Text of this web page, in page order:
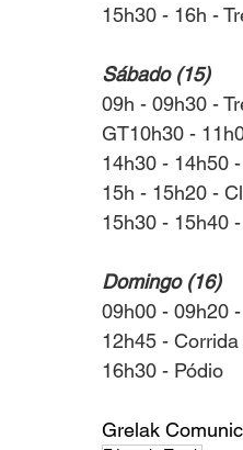
15h30 - 16h -
Sábado (15)
09h - 09h30 -
GT10h30 -
14h30 - 14h50
15h - 15h20 -
15h30 - 15h40
Domingo (16)
09h00 - 09h20
12h45 -
16h30 - Pódio
Grelak